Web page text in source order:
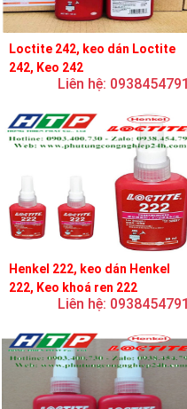
Loctite 242, keo dán Loctite
242, Keo 242
Liên hệ: 0938454791
Henkel 222, keo dán Henkel
222, Keo khoá ren 222
Liên hệ: 0938454791